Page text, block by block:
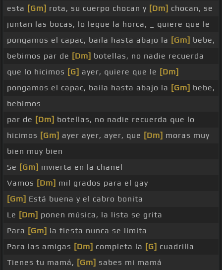
esta [Gm] rota, su cuerpo chocan y [Dm] chocan, se
juntan las bocas, lo legue la horca, _ quiere que le
pongamos el capac, baila hasta abajo la [Gm] bebe,
bebimos par de [Dm] botellas, no nadie recuerda
que lo hicimos [G] ayer, quiere que le [Dm]
pongamos el capac, baila hasta abajo la [Gm] bebe,
bebimos
par de [Dm] botellas, no nadie recuerda que lo
hicimos [Gm] ayer ayer, ayer, que [Dm] moras muy
bien muy bien
Se [Gm] invierta en la chanel
Vamos [Dm] mil grados para el gay
[Gm] Está buena y el cabro bonita
Le [Dm] ponen música, la lista se grita
Para [Gm] la fiesta nunca se limita
Para las amigas [Dm] completa la [G] cuadrilla
Tienes tu mamá, [Gm] sabes mi mamá